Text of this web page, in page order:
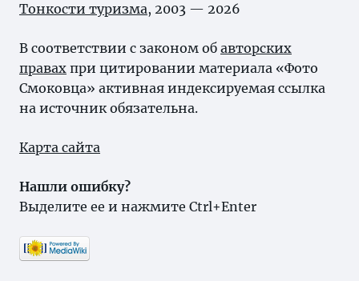
Тонкости туризма, 2003 — 2026
В соответствии с законом об авторских
правах при цитировании материала «Фото
Смоковца» активная индексируемая ссылка
на источник обязательна.
Карта сайта
Нашли ошибку?
Выделите ее и нажмите Ctrl+Enter